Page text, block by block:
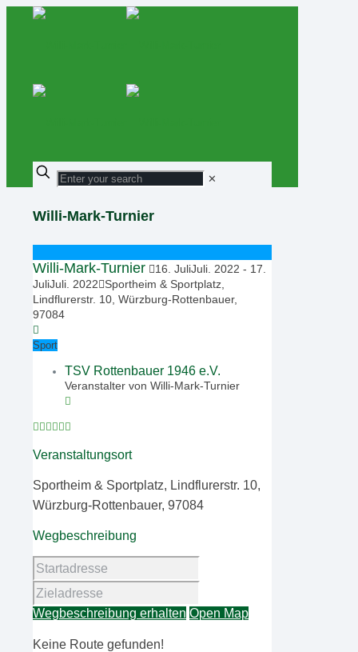
✕
Willi-Mark-Turnier
Willi-Mark-Turnier 16 JuliJuli 2022 - 17
JuliJuli 2022
Sportheim & Sportplatz,
Lindflurerstr. 10, Würzburg-Rottenbauer,
97084
Sport
TSV Rottenbauer 1946 e.V.
Veranstalter von Willi-Mark-Turnier
Veranstaltungsort
Sportheim & Sportplatz, Lindflurerstr. 10,
Würzburg-Rottenbauer, 97084
Wegbeschreibung
Wegbeschreibung erhalten Open Map
Keine Route gefunden!